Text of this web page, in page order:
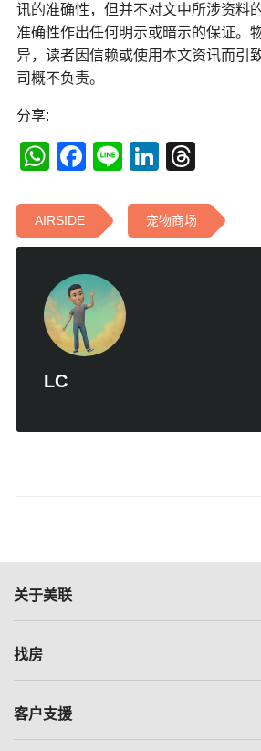
讯的准确性，但并不对文中所涉资料
准确性作出任何明示或暗示的保证。
异，读者因信赖或使用本文资讯而引
司概不负责。
分享:
WhatsApp
Facebook
Line
AIRSIDE 宠物商场
LC
关于美联
美联集团
人才招募
找房
一手新房
客户支援